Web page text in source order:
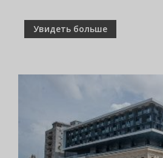
Увидеть больше